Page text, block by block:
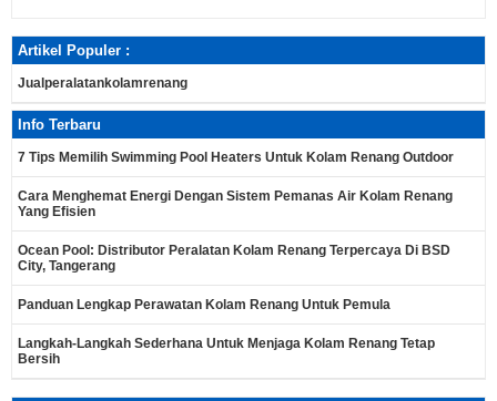
Artikel Populer :
Jualperalatankolamrenang
Info Terbaru
7 Tips Memilih Swimming Pool Heaters Untuk Kolam Renang Outdoor
Cara Menghemat Energi Dengan Sistem Pemanas Air Kolam Renang
Yang Efisien
Ocean Pool: Distributor Peralatan Kolam Renang Terpercaya Di BSD
City, Tangerang
Panduan Lengkap Perawatan Kolam Renang Untuk Pemula
Langkah-Langkah Sederhana Untuk Menjaga Kolam Renang Tetap
Bersih